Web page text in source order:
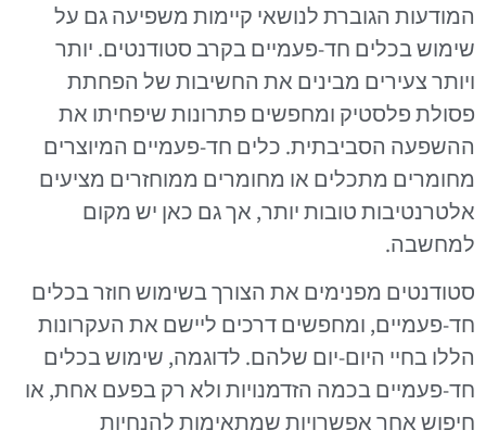
המודעות הגוברת לנושאי קיימות משפיעה גם על
שימוש בכלים חד-פעמיים בקרב סטודנטים. יותר
ויותר צעירים מבינים את החשיבות של הפחתת
פסולת פלסטיק ומחפשים פתרונות שיפחיתו את
ההשפעה הסביבתית. כלים חד-פעמיים המיוצרים
מחומרים מתכלים או מחומרים ממוחזרים מציעים
אלטרנטיבות טובות יותר, אך גם כאן יש מקום
למחשבה.
סטודנטים מפנימים את הצורך בשימוש חוזר בכלים
חד-פעמיים, ומחפשים דרכים ליישם את העקרונות
הללו בחיי היום-יום שלהם. לדוגמה, שימוש בכלים
חד-פעמיים בכמה הזדמנויות ולא רק בפעם אחת, או
חיפוש אחר אפשרויות שמתאימות להנחיות